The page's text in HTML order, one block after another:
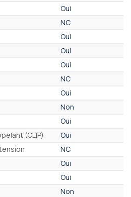
Oui
NC
Oui
Oui
Oui
NC
Oui
Non
Oui
(CLIP)
Oui
NC
Oui
Oui
Non